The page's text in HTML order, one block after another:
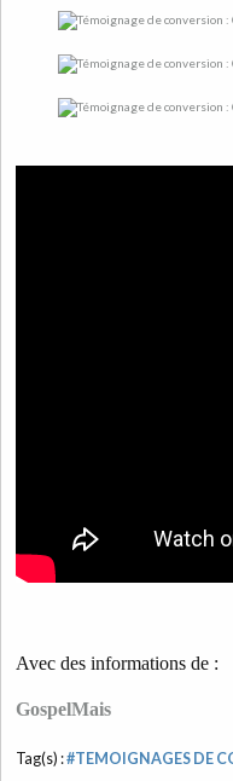
Avec des informations de :
GospelMais
Tag(s) :#TEMOIGNAGES DE